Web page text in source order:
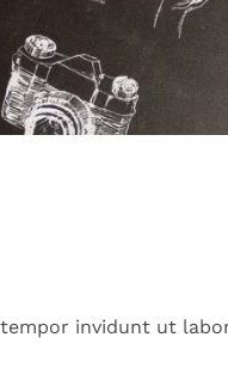
invidunt ut